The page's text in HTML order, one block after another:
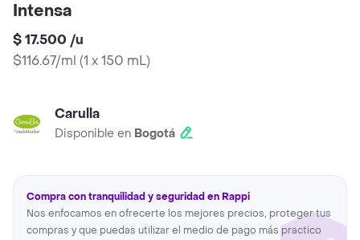
Intensa
$ 17.500 /u
$116.67/ml (1 x 150 mL)
Carulla
Disponible en Bogotá
Compra con tranquilidad y seguridad en Rappi
Nos enfocamos en ofrecerte los mejores precios, proteger tus
compras y que puedas utilizar el medio de pago más practico